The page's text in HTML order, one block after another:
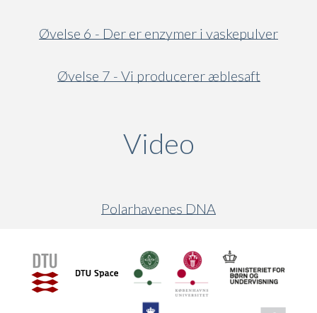
Øvelse 6 - Der er enzymer i vaskepulver
Øvelse 7 - Vi producerer æblesaft
Video
Polarhavenes DNA